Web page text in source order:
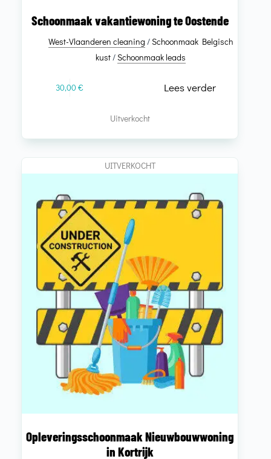
Schoonmaak vakantiewoning te Oostende
West-Vlaanderen cleaning /Schoonmaak Belgisch
kust/Schoonmaak leads
30,00€ Lees verder
Uitverkocht
UITVERKOCHT
Opleveringsschoonmaak Nieuwbouwwoning
in Kortrijk